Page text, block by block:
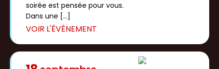
soirée est pensée pour vous.
Dans une […]